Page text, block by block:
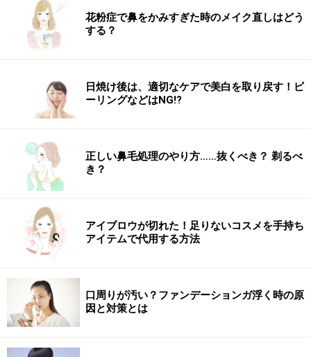
花粉症で鼻をかみすぎた時のメイク直しはどう
する？
日焼け後は、適切なケアで美白を取り戻す！ピ
ーリングなどはNG!?
正しい鼻毛処理のやり方……抜くべき？ 剃るべ
き？
アイブロウが切れた！足りないコスメを手持ち
アイテムで代用する方法
口周りが汚い？ファンデーションガ浮く時の原
因と対策とは